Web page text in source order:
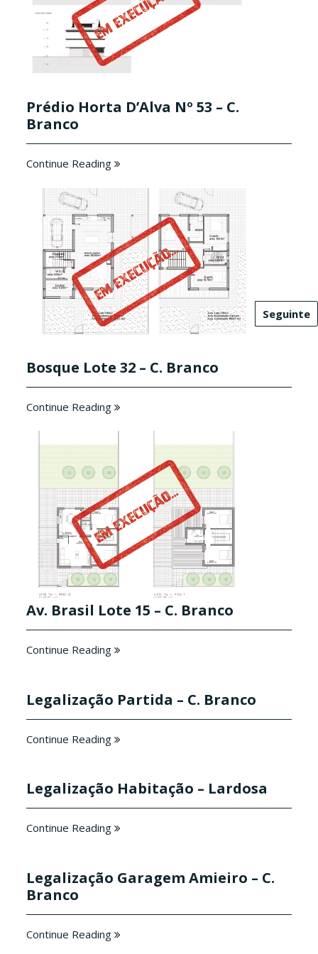
Prédio Horta D’Alva Nº 53 – C.
Branco
Continue Reading
Bosque Lote 32 – C. Branco
Continue Reading
Av. Brasil Lote 15 – C. Branco
Continue Reading
Legalização Partida – C. Branco
Continue Reading
Legalização Habitação – Lardosa
Continue Reading
Legalização Garagem Amieiro – C.
Branco
Continue Reading
Seguinte